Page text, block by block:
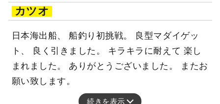
カツオ
日本海出船、 船釣り初挑戦。 良型マダイゲッ
ト、 良く引きました。 キラキラに耐えて 楽し
まれました。 ありがとうございました。 またお
願い致します。
続きを表示